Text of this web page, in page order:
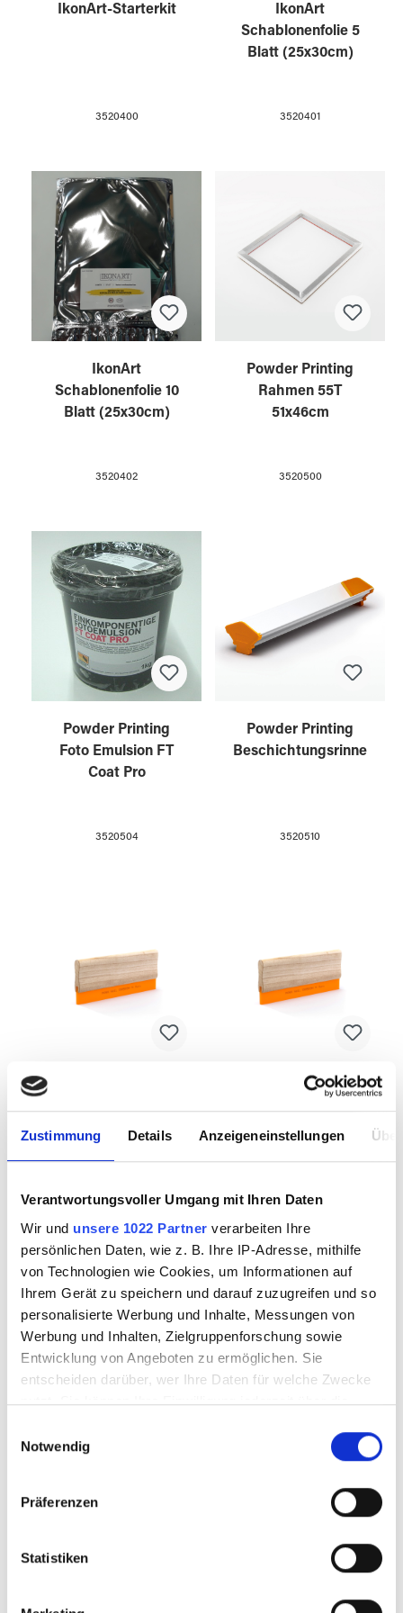
Zustimmung Details Anzeigeneinstellungen
Verantwortungsvoller Umgang mit Ihren Daten
Wir und unsere 1022 Partner verarbeiten Ihre
persönlichen Daten, wie z. B. Ihre IP-Adresse, mithilfe
von Technologien wie Cookies, um Informationen auf
Ihrem Gerät zu speichern und darauf zuzugreifen und so
personalisierte Werbung und Inhalte, Messungen von
Werbung und Inhalten, Zielgruppenforschung sowie
Entwicklung von Angeboten zu ermöglichen. Sie
entscheiden darüber, wer Ihre Daten für welche Zwecke
nutzt. Sie können Ihre Einwilligung jederzeit über die
Trigger Symbol ändern oder widerrufen
Informationen über Ihre geografische Lage
können
bestimmten Merkmalen (Fingerprinting) identifizieren
Notwendig
Präferenzen
Statistiken
IkonArt-Starterkit
3520400
IkonArt
Schablonenfolie 5
Blatt (25x30cm)
3520401
IkonArt
Schablonenfolie 10
Blatt (25x30cm)
3520402
Powder Printing
Rahmen 55T
51x46cm
3520500
Powder Printing
Foto Emulsion FT
Coat Pro
3520504
Powder Printing
Beschichtungsrinne
3520510
Holzrakel 30cm
3520512
Powder Printing
Holzrakel 20cm
3520514
Auswaschbrett
Siebdruckgarnitur